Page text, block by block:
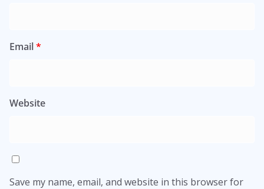
Email*
Website
Save my name, email, and website in this browser for